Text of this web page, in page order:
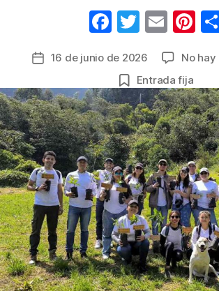
F
c
e
b
o
o
k
T
itt
er
E
ail
Pi
er
e
st
Fecha
la
entrada
16 de junio de 2026 No
Entrada fija